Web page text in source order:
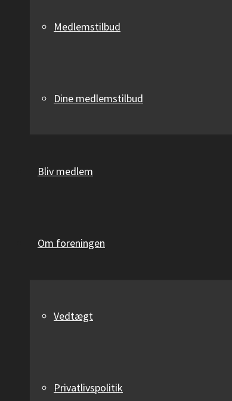
Medlemstilbud
Dine medlemstilbud
Bliv medlem
Om foreningen
Vedtægt
Privatlivspolitik